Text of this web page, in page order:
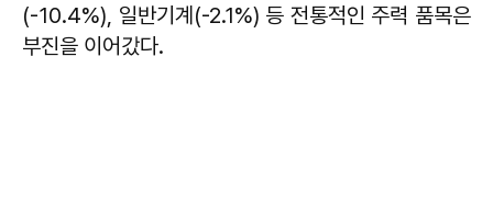
(-10.4%), 일반기계(-2.1%) 등 전통적인 주력 품목은
부진을 이어갔다.